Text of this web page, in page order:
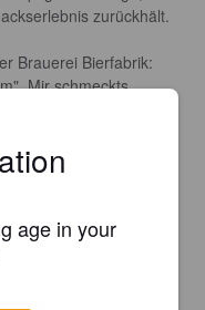
zurückhält.
Brauerei Bierfabrik:
Mir schmeckts.
age in your